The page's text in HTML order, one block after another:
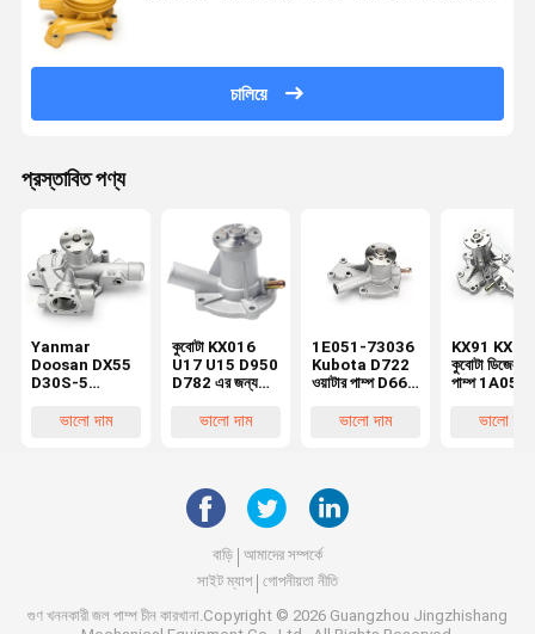
চালিয়ে
প্রস্তাবিত পণ্য
Yanmar
Doosan DX55
D30S-5
Water Pump
ভালো দাম
কুবোটা KX016
U17 U15 D950
D782 এর জন্য
পাম্প এক্সক্যাভেটর
ভালো দাম
1E051-73036
Kubota D722
ওয়াটার পাম্প D662
ইঞ্জিনের জন্য
ভালো দাম
KX91
কুবোটা ডিজেল
পাম্প 1A051-
73035
ভালো দাম
বাড়ি
আমাদের সম্পর্কে
সাইট ম্যাপ
গোপনীয়তা নীতি
গুণ খননকারী জল পাম্প চীন কারখানা.Copyright © 2026 Guangzhou Jingzhishang